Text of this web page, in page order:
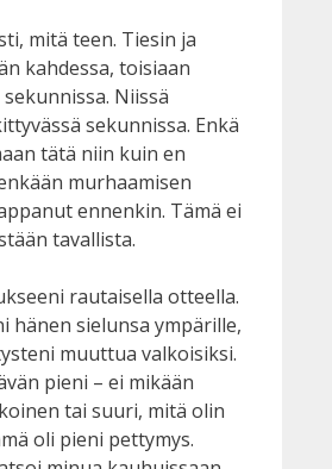
mitä teen. Tiesin ja
kahdessa, toisiaan
Niissä
sekunnissa. Enkä
tätä niin kuin en
murhaamisen
ennenkin. Tämä ei
tavallista.
rautaisella otteella.
hänen sielunsa ympärille,
muuttua valkoisiksi.
pieni – ei mikään
tai suuri, mitä olin
oli pieni pettymys.